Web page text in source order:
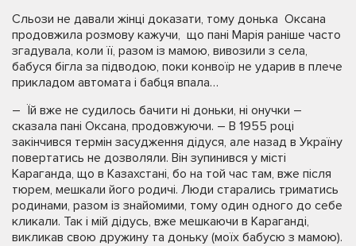
Сльози не давали жінці доказати, тому донька Оксана
продовжила розмову кажучи, що пані Марія раніше часто
згадувала, коли її, разом із мамою, вивозили з села,
бабуся бігла за підводою, поки конвоїр не ударив в плече
прикладом автомата і бабця впала…
– Їй вже не судилось бачити ні доньки, ні онучки –
сказала пані Оксана, продовжуючи. – В 1955 році
закінчився термін засудження дідуся, але назад в Україну
повертатись не дозволяли. Він зупинився у місті
Караганда, що в Казахстані, бо на той час там, вже після
тюрем, мешкали його родичі. Люди старались триматись
родинами, разом із знайомими, тому один одного до себе
кликали. Так і мій дідусь, вже мешкаючи в Караганді,
викликав свою дружину та доньку (моїх бабусю з мамою).